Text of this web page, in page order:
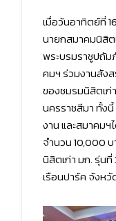
เมื่อวันอาทิตย์ที่
นายกสมาคมนิสิต
พระบรมราชูปถั
คมฯ ร่วมงานสังส
ของชมรมนิสิตเ
นครราชสีมา ทั้ง
งาน และสมาคม
จำนวน 10,000
นิสิตเก่า มก. รุ่น
เรือนปาร์ค จังห